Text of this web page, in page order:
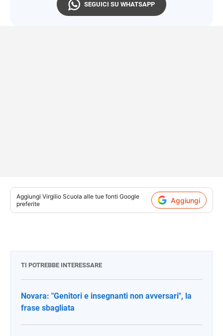
SEGUICI SU WHATSAPP
Aggiungi Virgilio Scuola alle tue fonti Google
preferite
Aggiungi
TI POTREBBE INTERESSARE
Novara: "Genitori e insegnanti non avversari", la
frase sbagliata